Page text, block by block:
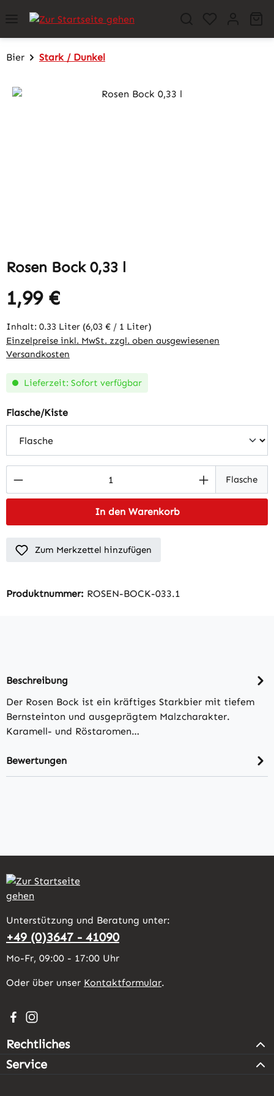
Zum Hauptinhalt springen
Bier Stark / Dunkel
Bildergalerie überspringen
Rosen Bock 0,33 l
Regulärer Preis:
1,99 €
Inhalt: 0.33 Liter (6,03 € / 1 Liter)
Einzelpreise inkl. MwSt. zzgl. oben ausgewiesenen
Versandkosten
Lieferzeit: Sofort verfügbar
Flasche/Kisteauswählen
Produkt Anzahl: Gib den gewünschten
Flasche
In den Warenkorb
Zum Merkzettel hinzufügen
Produktnummer: ROSEN-BOCK-033.1
Beschreibung
Der Rosen Bock ist ein kräftiges Starkbier mit tiefem
Bernsteinton und ausgeprägtem Malzcharakter.
Karamell- und Röstaromen…
Bewertungen
Unterstützung und Beratung unter:
+49 (0)3647 - 41090
Mo-Fr, 09:00 - 17:00 Uhr
Oder über unser Kontaktformular.
Besuche uns auf Facebook – öffnet in neuem Tab
Schau auf Instagram vorbei – öffnet in neuem Tab
Rechtliches
Service